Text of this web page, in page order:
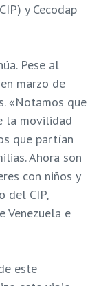
y Cecodap
Pese al
marzo de
«Notamos que
la movilidad
que partían
Ahora son
con niños y
del CIP,
Venezuela e
este